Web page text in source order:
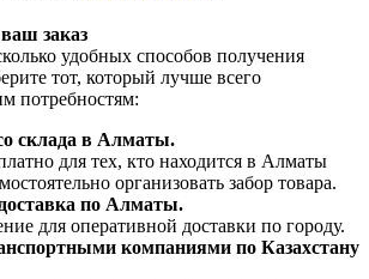
заказ
удобных способов получения
тот, который лучше всего
потребностям:
склада в Алматы.
для тех, кто находится в Алматы
организовать забор товара.
по Алматы.
для оперативной доставки по городу.
компаниями по Казахстану